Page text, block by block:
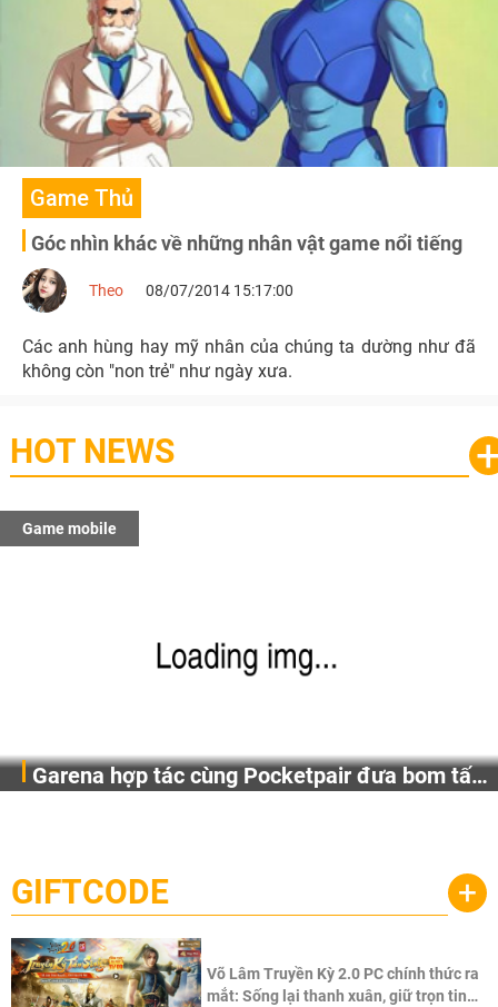
Game Thủ
Góc nhìn khác về những nhân vật game nổi tiếng
Theo 08/07/2014 15:17:00
Các anh hùng hay mỹ nhân của chúng ta dường như đã
không còn "non trẻ" như ngày xưa.
HOT NEWS
Game mobile
Garena hợp tác cùng Pocketpair đưa bom tấn
cầu, theo giấy phép chính thức từ công ty game Nhật Bản
Pocketpair, Inc.
GIFTCODE +
Võ Lâm Truyền Kỳ 2.0 PC chính thức ra
mắt: Sống lại thanh xuân, giữ trọn tinh